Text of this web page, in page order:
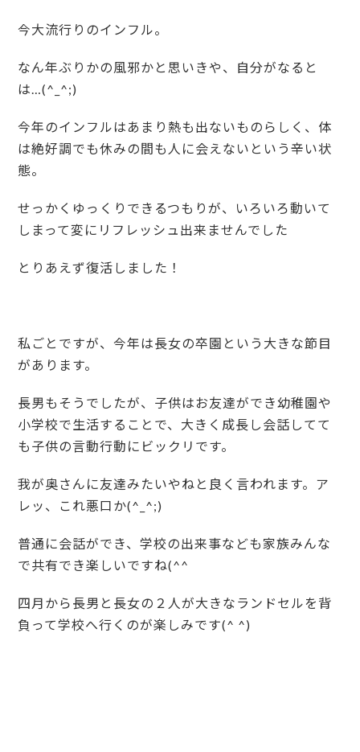
今大流行りのインフル。
なん年ぶりかの風邪かと思いきや、自分がなると
は…(^_^;)
今年のインフルはあまり熱も出ないものらしく、体
は絶好調でも休みの間も人に会えないという辛い状
態。
せっかくゆっくりできるつもりが、いろいろ動いて
しまって変にリフレッシュ出来ませんでした
とりあえず復活しました！
私ごとですが、今年は長女の卒園という大きな節目
があります。
長男もそうでしたが、子供はお友達ができ幼稚園や
小学校で生活することで、大きく成長し会話してて
も子供の言動行動にビックリです。
我が奥さんに友達みたいやねと良く言われます。ア
レッ、これ悪口か(^_^;)
普通に会話ができ、学校の出来事なども家族みんな
で共有でき楽しいですね(^^
四月から長男と長女の２人が大きなランドセルを背
負って学校へ行くのが楽しみです(^ ^)